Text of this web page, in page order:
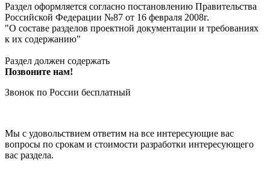
Раздел оформляется согласно постановлению Правительства
Российской Федерации №87 от 16 февраля 2008г.
"О составе разделов проектной документации и требованиях
к их содержанию"
Раздел должен содержать
Позвоните нам!
Звонок по России бесплатный
Мы с удовольствием ответим на все интересующие вас
вопросы по срокам и стоимости разработки интересующего
вас раздела.